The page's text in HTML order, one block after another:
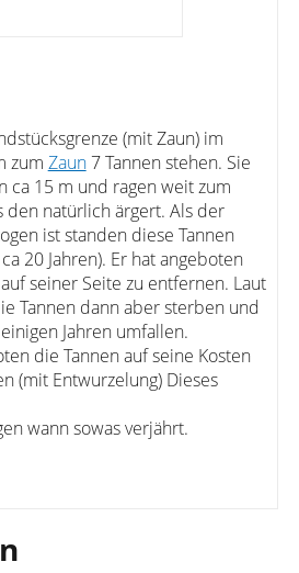
(mit Zaun) im
zum Zaun7 Tannen stehen. Sie
ca 15 m und ragen weit zum
den natürlich ärgert. Als der
ist standen diese Tannen
20 Jahren). Er hat angeboten
seiner Seite zu entfernen. Laut
Tannen dann aber sterben und
Jahren umfallen.
die Tannen auf seine Kosten
(mit Entwurzelung) Dieses
wann sowas verjährt.